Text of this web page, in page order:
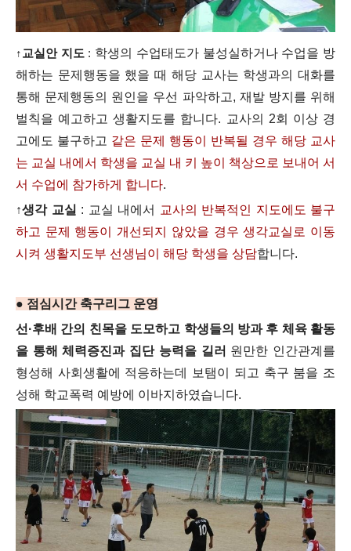
↑ 교실안 지도 : 학생의 수업태도가 불성실하거나 수업을 방
해하는 문제행동을 했을 때 해당 교사는 학생과의 대화를
통해 문제행동의 원인을 우선 파악하고, 재발 방지를 위해
벌칙을 예고하고 생활지도를 합니다. 교사의 2회 이상 경
고에도 불구하고 같은 문제 행동이 반복될 경우 해당 교사
는 교실 내에서 학생을 교실 내 키 높이 책상으로 보내어 서
서 수업에 참가하게 합니다.
↑생각 교실 : 교실 내에서
교사의 반복적인 지도에도 불구
하고 문제 행동이 개선되지 않았을 경우 생각교실로 이동
시켜 생활지도부 선생님이 해당 학생을 상담합니다.
● 점심시간 축구리그 운영
선·후배 간의 친목을 도모하고 학생들의 방과 후 체육 활동
을 통해 체력증진과 집단 능력을 길러 원만한 인간관계를
형성해 사회생활에 적응하는데 보탬이 되고 축구 붐을 조
성해 학교폭력 예방에 이바지하였습니다.